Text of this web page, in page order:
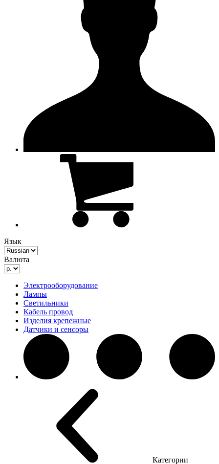
Язык
Валюта
Электрооборудование
Лампы
Светильники
Кабель провод
Изделия крепежные
Датчики и сенсоры
Категории